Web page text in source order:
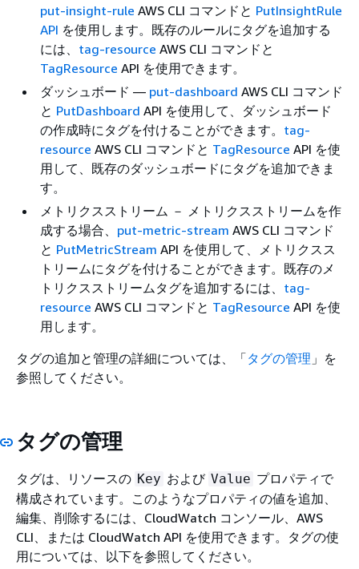
put-insight-rule AWS CLI コマンドと PutInsightRule
API を使用します。既存のルールにタグを追加する
には、 tag-resource AWS CLI コマンドと
TagResource API を使用できます。
ダッシュボード — put-dashboard AWS CLI コマンド
と PutDashboard API を使用して、ダッシュボード
の作成時にタグを付けることができます。 tag-
resource AWS CLI コマンドと TagResource API を使
用して、既存のダッシュボードにタグを追加できま
す。
メトリクスストリーム － メトリクスストリームを作
成する場合、 put-metric-stream AWS CLI コマンド
と PutMetricStream API を使用して、メトリクスス
トリームにタグを付けることができます。既存のメ
トリクスストリームタグを追加するには、 tag-
resource AWS CLI コマンドと TagResource API を使
用します。
タグの追加と管理の詳細については、「タグの管理 」を
参照してください。
タグの管理
タグは、リソースの Key および Value プロパティで
構成されています。このようなプロパティの値を追加、
編集、削除するには、CloudWatch コンソール、AWS
CLI、または CloudWatch API を使用できます。タグの使
用については、以下を参照してください。